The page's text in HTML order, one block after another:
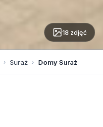
18 zdjęć
› Suraż › Domy Suraż